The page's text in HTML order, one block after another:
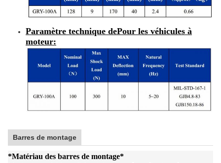
Paramètre technique dePour les véhicules à
moteur:
Barres de montage
*Matériau des barres de montage*